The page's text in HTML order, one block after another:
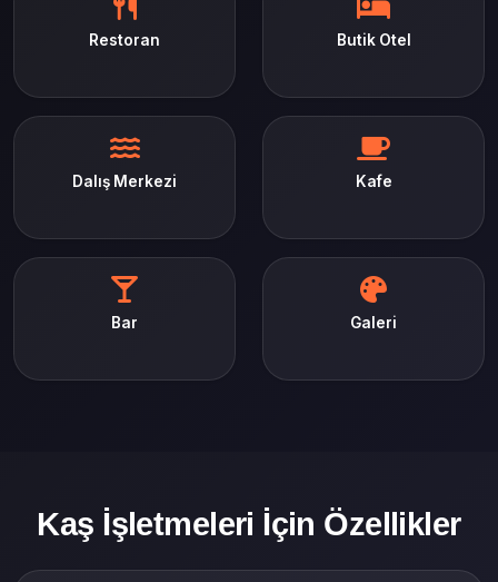
Restoran Butik Otel
Dalış Merkezi Kafe
Bar Galeri
Kaş İşletmeleri İçin Özellikler